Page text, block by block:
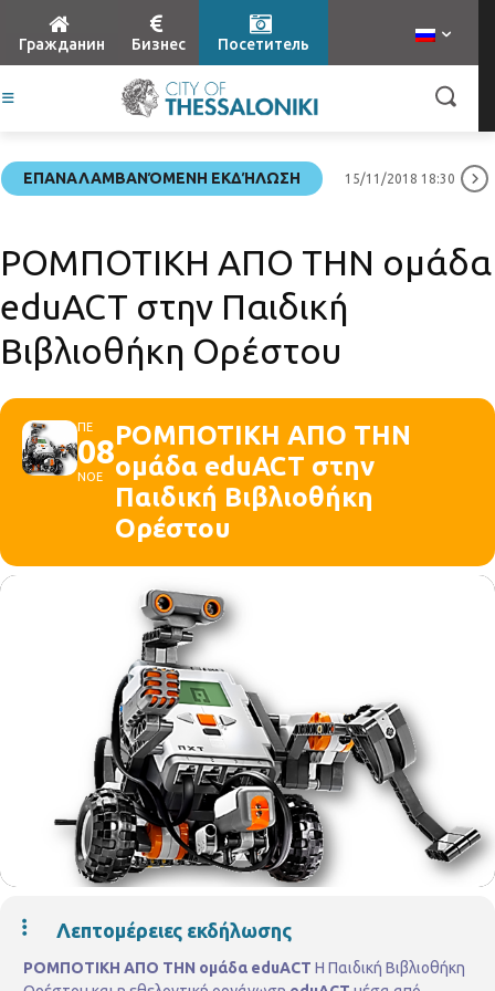
Гражданин Бизнес Посетитель
ΕΠΑΝΑΛΑΜΒΑΝΌΜΕΝΗ ΕΚΔΉΛΩΣΗ 15/11/2018 18:30
ΡΟΜΠΟΤΙΚΗ ΑΠΟ ΤΗΝ ομάδα
eduACT στην Παιδική
Βιβλιοθήκη Ορέστου
ΠΕ
08
ΝΟΕ
ΡΟΜΠΟΤΙΚΗ ΑΠΟ ΤΗΝ
ομάδα eduACT στην
Παιδική Βιβλιοθήκη
Ορέστου
Λεπτομέρειες εκδήλωσης
ΡΟΜΠΟΤΙΚΗ ΑΠΟ ΤΗΝ ομάδα eduACT Η Παιδική Βιβλιοθήκη